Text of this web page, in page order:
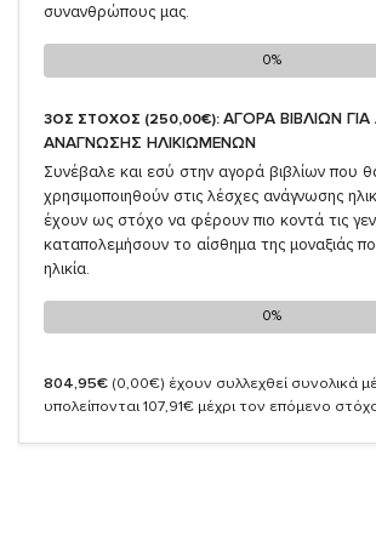
συνανθρώπους μας.
0%
0%
3ΟΣ ΣΤΟΧΟΣ (250,00€): ΑΓΟΡΑ ΒΙΒΛΙΩΝ
ΑΝΑΓΝΩΣΗΣ ΗΛΙΚΙΩΜΕΝΩΝ
Συνέβαλε και εσύ στην αγορά βιβλίων που
χρησιμοποιηθούν στις λέσχες ανάγνωσης
έχουν ως στόχο να φέρουν πιο κοντά τις
καταπολεμήσουν το αίσθημα της μοναξιάς
ηλικία.
0%
0%
804,95€ (0,00€) έχουν συλλεχθεί συνολικά
υπολείπονται 107,91€ μέχρι τον επόμενο